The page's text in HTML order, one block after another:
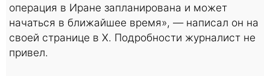
операция в Иране запланирована и может
начаться в ближайшее время», — написал он на
своей странице в X. Подробности журналист не
привел.